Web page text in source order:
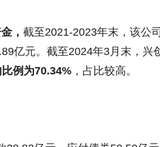
， 截至2021-2023年末，该公
亿元。截至2024年3月末，兴
例为70.34% ，占比较高。